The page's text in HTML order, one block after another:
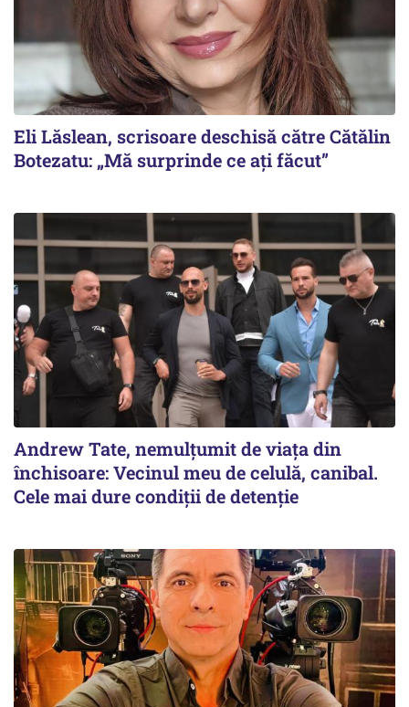
Eli Lăslean, scrisoare deschisă către Cătălin
Botezatu: „Mă surprinde ce ați făcut”
Andrew Tate, nemulțumit de viața din
închisoare: Vecinul meu de celulă, canibal.
Cele mai dure condiții de detenție